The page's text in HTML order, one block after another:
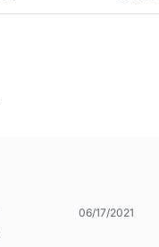
06/17/2021